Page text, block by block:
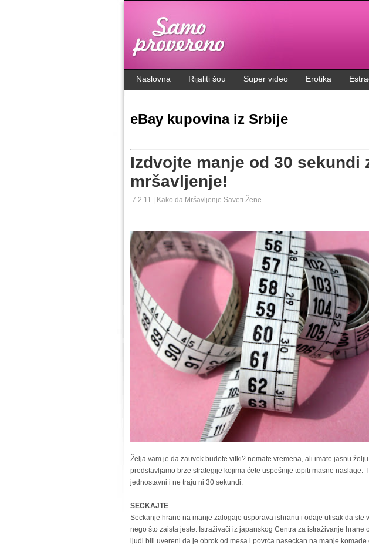
Naslovna Rijaliti šou Super video Erotika
eBay kupovina iz Srbije
Izdvojte manje od 30 sekundi
mršavljenje!
7.2.11 | Kako da Mršavljenje Saveti Žene
Želja vam je da zauvek budete vitki? nemate vremena, ali imate jasnu
predstavljamo brze strategije kojima ćete uspešnije topiti masne naslage.
jednostavni i ne traju ni 30 sekundi.
SECKAJTE
Seckanje hrane na manje zalogaje usporava ishranu i odaje utisak da ste
nego što zaista jeste. Istraživači iz japanskog Centra za istraživanje hrane
ljudi bili uvereni da je obrok od mesa i povrća naseckan na manje komade